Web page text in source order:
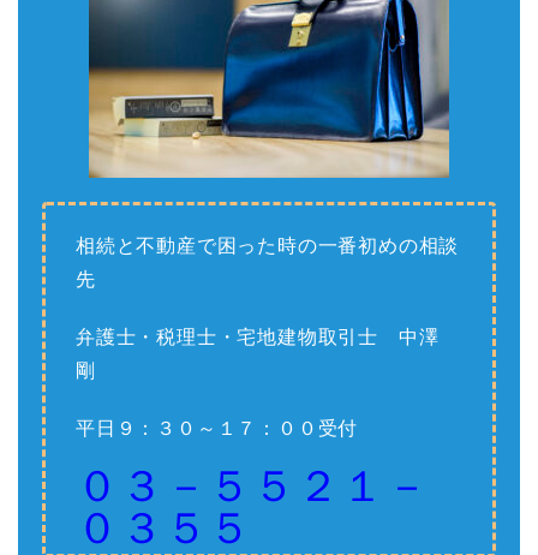
相続と不動産で困った時の一番初めの相談
先
弁護士・税理士・宅地建物取引士 中澤
剛
平日９：３０～１７：００受付
０３－５５２１－
０３５５